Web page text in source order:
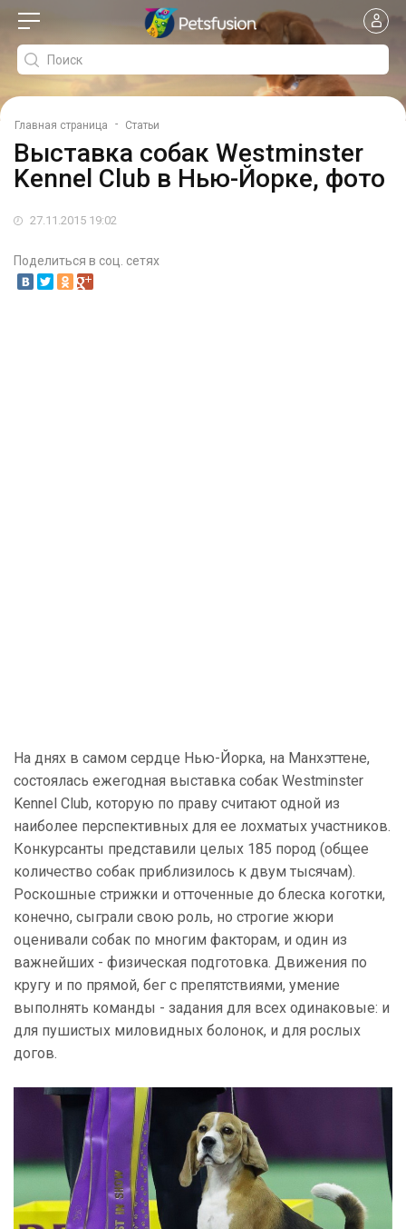
Главная страница - Статьи
Выставка собак Westminster
Kennel Club в Нью-Йорке, фото
27.11.2015 19:02
Поделиться в соц. сетях
На днях в самом сердце Нью-Йорка, на Манхэттене,
состоялась ежегодная выставка собак Westminster
Kennel Club, которую по праву считают одной из
наиболее перспективных для ее лохматых участников.
Конкурсанты представили целых 185 пород (общее
количество собак приблизилось к двум тысячам).
Роскошные стрижки и отточенные до блеска коготки,
конечно, сыграли свою роль, но строгие жюри
оценивали собак по многим факторам, и один из
важнейших - физическая подготовка. Движения по
кругу и по прямой, бег с препятствиями, умение
выполнять команды - задания для всех одинаковые: и
для пушистых миловидных болонок, и для рослых
догов.